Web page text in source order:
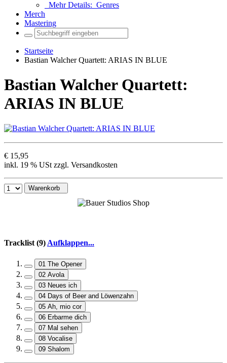
Mehr Details: Genres
Merch
Mastering
Startseite
Bastian Walcher Quartett: ARIAS IN BLUE
Bastian Walcher Quartett:
ARIAS IN BLUE
€ 15,95
inkl. 19 % USt zzgl. Versandkosten
Warenkorb
Tracklist (9)Aufklappen...
01 The Opener
02 Avola
03 Neues ich
04 Days of Beer and Löwenzahn
05 Ah, mio cor
06 Erbarme dich
07 Mal sehen
08 Vocalise
09 Shalom